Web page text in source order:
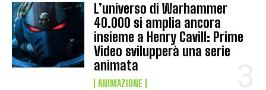
L’universo di Warhammer
40.000 si amplia ancora
insieme a Henry Cavill: Prime
Video svilupperà una serie
animata
ANIMAZIONE